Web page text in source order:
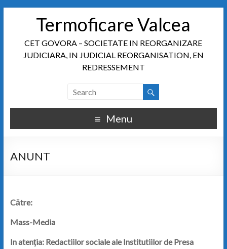
Termoficare Valcea
CET GOVORA – SOCIETATE IN REORGANIZARE
JUDICIARA, IN JUDICIAL REORGANISATION, EN
REDRESSEMENT
Menu
ANUNT
Către:
Mass-Media
In atenţia: Redactiilor sociale ale Institutiilor de Presa